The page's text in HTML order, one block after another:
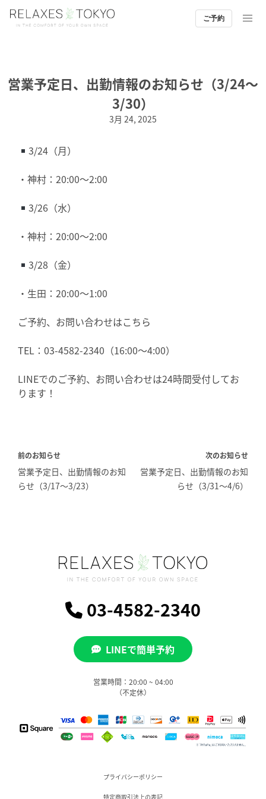
Skip
ご予約
営業予定日、出勤情報のお知らせ（3/24〜
3/30）
3月 24, 2025
3/24（月）
・神村：20:00〜2:00
3/26（水）
・神村：20:00〜2:00
3/28（金）
・生田：20:00〜1:00
ご予約、お問い合わせはこちら
TEL：03-4582-2340（16:00〜4:00）
LINEでのご予約、お問い合わせは24時間受付してお
ります！
投
稿
ナ
前のお知らせ
営業予定日、出勤情報のお知
らせ（3/17〜3/23）
次のお知らせ
営業予定日、出勤情報のお知
らせ（3/31〜4/6）
03-4582-2340
LINEで簡単予約
営業時間：20:00 ~ 04:00
（不定休）
プライバシーポリシー
特定商取引法上の表記